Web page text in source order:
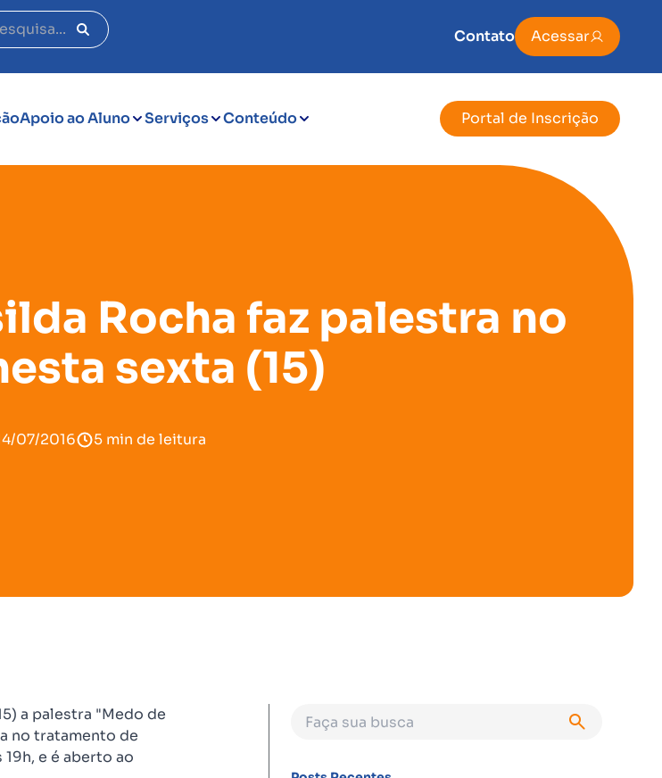
Contato Acessar
Apoio ao Aluno Serviços Conteúdo Portal de Inscrição
Rocha faz palestra no
sexta (15)
07/2016 5 min de leitura
a palestra "Medo de
no tratamento de
e é aberto ao